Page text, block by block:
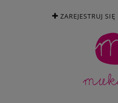
ZAREJESTRUJ SIĘ